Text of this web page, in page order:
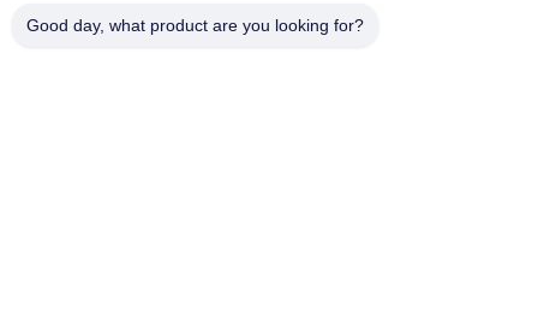
Good day, what product are you looking for?